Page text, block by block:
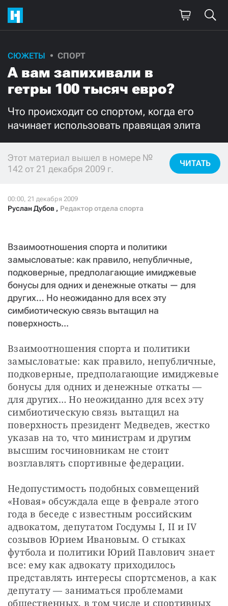
СЮЖЕТЫ СПОРТ
А вам запихивали в
гетры 100 тысяч евро?
Что происходит со спортом, когда его
начинает использовать правящая элита
Этот материал вышел в номере №
142 от 21 декабря 2009 г.
ЧИТАТЬ
Руслан Дубов , Редактор отдела спорта
Взаимоотношения спорта и политики
замысловатые: как правило, непубличные,
подковерные, предполагающие имиджевые
бонусы для одних и денежные откаты — для
других… Но неожиданно для всех эту
симбиотическую связь вытащил на
поверхность...
Взаимоотношения спорта и политики
замысловатые: как правило, непубличные,
подковерные, предполагающие имиджевые
бонусы для одних и денежные откаты —
для других… Но неожиданно для всех эту
симбиотическую связь вытащил на
поверхность президент Медведев, жестко
указав на то, что министрам и другим
высшим госчиновникам не стоит
возглавлять спортивные федерации.
Недопустимость подобных совмещений
«Новая» обсуждала еще в феврале этого
года в беседе с известным российским
адвокатом, депутатом Госдумы I, II и IV
созывов Юрием Ивановым. О стыках
футбола и политики Юрий Павлович знает
все: ему как адвокату приходилось
представлять интересы спортсменов, а как
депутату — заниматься проблемами
общественных, в том числе и спортивных
Поддержите
нашу работу!
Ежемесячно Разово
3000 1000
500
Нажимая кнопку «Стать соучастником»,
ПОДЕЛИТЬСЯ С ДРУЗЬЯМИ
Если у вас есть вопросы, пишите donate@novayagazeta.ru
звоните:
+7 (929) 612-03-68